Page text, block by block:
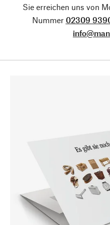
Sie erreichen uns von
Nummer 02309